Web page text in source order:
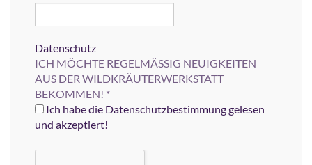
Datenschutz
ICH MÖCHTE REGELMÄSSIG NEUIGKEITEN
AUS DER WILDKRÄUTERWERKSTATT
BEKOMMEN! *
Ich habe die Datenschutzbestimmung gelesen
und akzeptiert!